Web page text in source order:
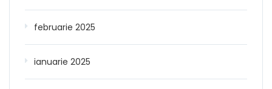
februarie 2025
ianuarie 2025